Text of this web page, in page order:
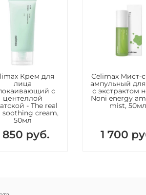
Крем для
лица
с
центеллой
- The real
soothing cream,
50мл
850 руб.
Celimax Мист-
ампульный
с экстрактом
Noni energy
mist, 50мл
1 700